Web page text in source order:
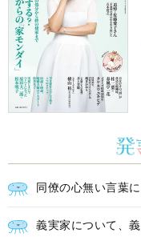
同僚の心無い言葉
義実家について、